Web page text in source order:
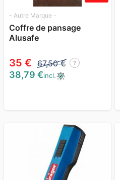
- Autre Marque -
Coffre de pansage
Alusafe
35 € 67,50 € ?
38,79 €incl.